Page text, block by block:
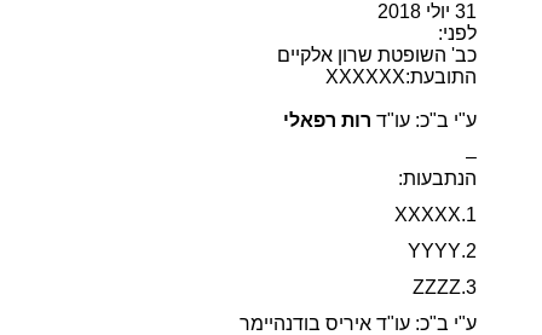
31 יולי 2018
לפני:
כב' השופטת שרון אלקיים
התובעת:XXXXXX
ע"י ב"כ: עו"ד רות רפאלי
–
הנתבעות:
1.XXXXX
2.YYYY
3.ZZZZ
ע"י ב"כ: עו"ד איריס בודנהיימר